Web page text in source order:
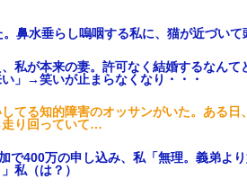
鼻水垂らし嗚咽する私に、猫が近づい
私が本来の妻。許可なく結婚するなんて
」→笑いが止まらなくなり・・・
てる知的障害のオッサンがいた。ある日
走り回っていて…
で400万の申し込み、私「無理。義弟よ
私（は？）